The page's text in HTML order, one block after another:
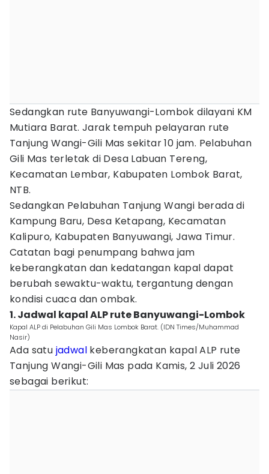
Sedangkan rute Banyuwangi-Lombok dilayani KM
Mutiara Barat. Jarak tempuh pelayaran rute
Tanjung Wangi-Gili Mas sekitar 10 jam. Pelabuhan
Gili Mas terletak di Desa Labuan Tereng,
Kecamatan Lembar, Kabupaten Lombok Barat,
NTB.
Sedangkan Pelabuhan Tanjung Wangi berada di
Kampung Baru, Desa Ketapang, Kecamatan
Kalipuro, Kabupaten Banyuwangi, Jawa Timur.
Catatan bagi penumpang bahwa jam
keberangkatan dan kedatangan kapal dapat
berubah sewaktu-waktu, tergantung dengan
kondisi cuaca dan ombak.
1. Jadwal kapal ALP rute Banyuwangi-Lombok
Kapal ALP di Pelabuhan Gili Mas Lombok Barat. (IDN Times/Muhammad
Nasir)
Ada satu jadwal keberangkatan kapal ALP rute
Tanjung Wangi-Gili Mas pada Kamis, 2 Juli 2026
sebagai berikut: